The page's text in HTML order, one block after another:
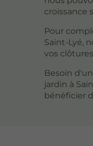
croissance
Pour
Saint-Lyé,
vos
Besoin
jardin à
bénéficier